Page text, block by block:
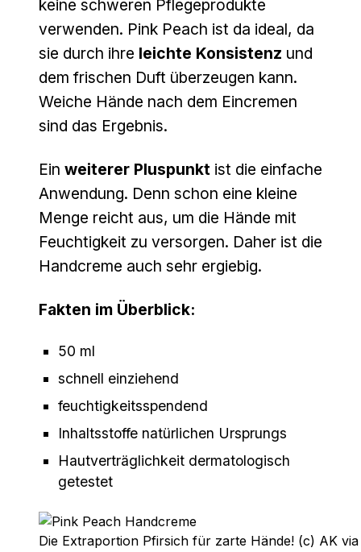
keine schweren Pflegeprodukte
verwenden. Pink Peach ist da ideal, da
sie durch ihre leichte Konsistenz und
dem frischen Duft überzeugen kann.
Weiche Hände nach dem Eincremen
sind das Ergebnis.
Ein weiterer Pluspunkt ist die einfache
Anwendung. Denn schon eine kleine
Menge reicht aus, um die Hände mit
Feuchtigkeit zu versorgen. Daher ist die
Handcreme auch sehr ergiebig.
Fakten im Überblick:
50 ml
schnell einziehend
feuchtigkeitsspendend
Inhaltsstoffe natürlichen Ursprungs
Hautverträglichkeit dermatologisch
getestet
Die Extraportion Pfirsich für zarte Hände! (c) AK via